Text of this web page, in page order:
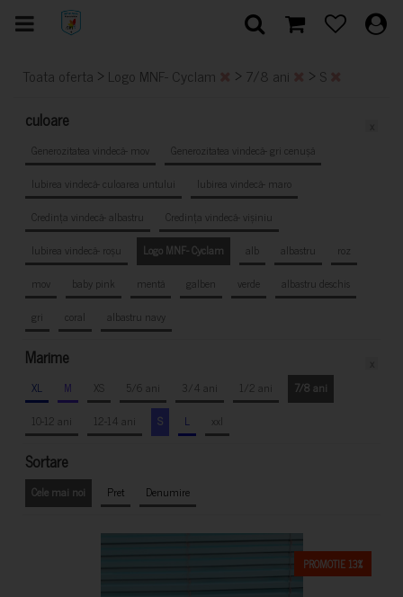
Toata oferta > Logo MNF- Cyclam > 7/8 ani > S
culoare
Generozitatea vindecă- mov
Generozitatea vindecă- gri cenușă
Iubirea vindecă- culoarea untului
Iubirea vindecă- maro
Credința vindecă- albastru
Credința vindecă- vișiniu
Iubirea vindecă- roșu
Logo MNF- Cyclam alb albastru
roz
mov
baby pink mentă galben verde
albastru deschis
gri
coral albastru navy
Marime
XL M XS 5/6 ani 3/4 ani 1/2 ani
7/8 ani
10-12 ani
12-14 ani S L xxl
Sortare
Cele mai noi Pret Denumire
PROMOTIE 13%